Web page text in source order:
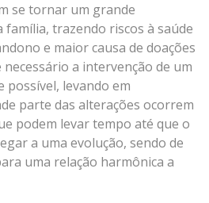
se tornar um grande
trazendo riscos à saúde
e maior causa de doações
a intervenção de um
possível, levando em
parte das alterações ocorrem
podem levar tempo até que o
a uma evolução, sendo de
uma relação harmônica a